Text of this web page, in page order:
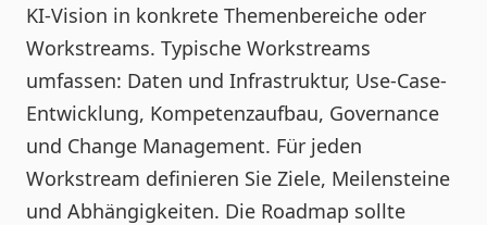
KI-Vision in konkrete Themenbereiche oder
Workstreams. Typische Workstreams
umfassen: Daten und Infrastruktur, Use-Case-
Entwicklung, Kompetenzaufbau, Governance
und Change Management. Für jeden
Workstream definieren Sie Ziele, Meilensteine
und Abhängigkeiten. Die Roadmap sollte